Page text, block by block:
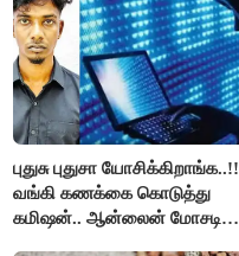
புதுசு புதுசா யோசிக்கிறாங்க..!!
வங்கி கணக்கை கொடுத்து
கமிஷன்.. ஆன்லைன் மோசடி